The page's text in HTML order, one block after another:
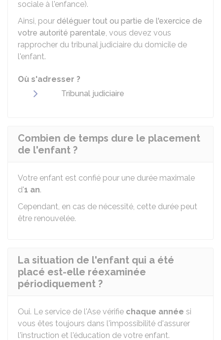
sociale à l'enfance).
Ainsi, pour déléguer tout ou partie de l'exercice de
votre autorité parentale, vous devez vous
rapprocher du tribunal judiciaire du domicile de
l'enfant.
Où s'adresser ?
Tribunal judiciaire
Combien de temps dure le placement
de l'enfant ?
Votre enfant est confié pour une durée maximale
d'1 an.
Cependant, en cas de nécessité, cette durée peut
être renouvelée.
La situation de l'enfant qui a été
placé est-elle réexaminée
périodiquement ?
Oui. Le service de l'Ase vérifie chaque année si
vous êtes toujours dans l'impossibilité d'assurer
l'instruction et l'éducation de votre enfant.